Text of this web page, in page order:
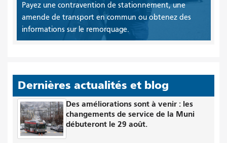
Payez une contravention de stationnement, une
amende de transport en commun ou obtenez des
informations sur le remorquage.
Dernières actualités et blog
Des améliorations sont à venir : les
changements de service de la Muni
débuteront le 29 août.